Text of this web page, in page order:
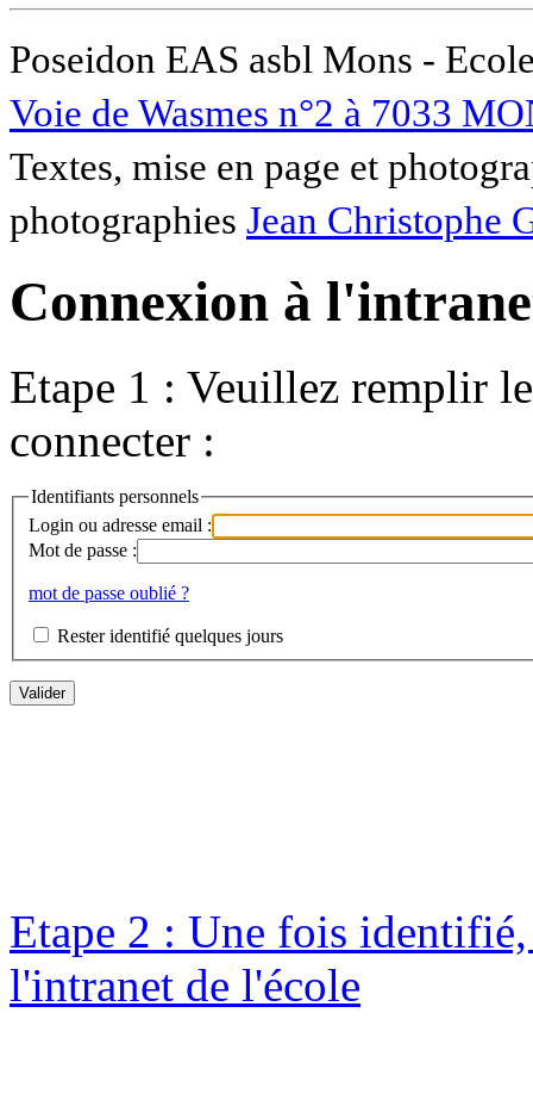
Poseidon EAS asbl Mons -
Voie de Wasmes n°2 à 7033
Textes, mise en page et
photographies Jean Christophe
Connexion à
Etape 1 : Veuillez remplir
connecter :
Identifiants personnels
Login ou adresse email :
Mot de passe :
mot de passe oublié ?
Rester identifié quelques jours
Etape 2 : Une fois
l'intranet de l'école